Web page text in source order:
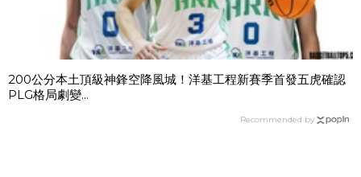
200公分本土頂級神鋒空降風城！洋基工程新賽季首發五虎確認
PLG格局劇變...
Recommended by